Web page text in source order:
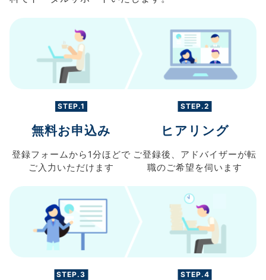
STEP.1
無料お申込み
登録フォームから 1分ほどで
ご入力 いただけます
STEP.2
ヒアリング
ご登録後、 アドバイザーが転
職のご希望を伺います
STEP.3 STEP.4